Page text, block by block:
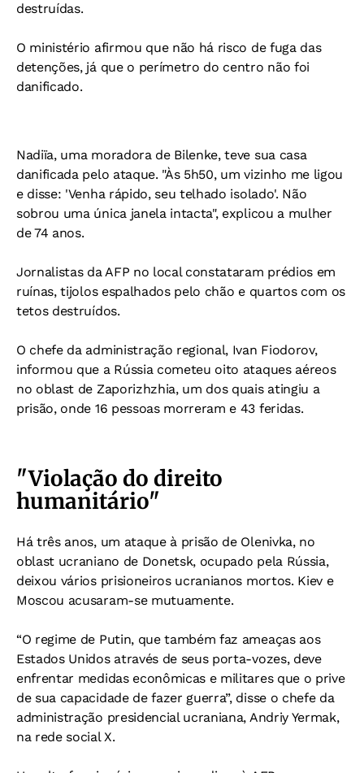
destruídas.
O ministério afirmou que não há risco de fuga das
detenções, já que o perímetro do centro não foi
danificado.
Nadiïa, uma moradora de Bilenke, teve sua casa
danificada pelo ataque. "Às 5h50, um vizinho me ligou
e disse: 'Venha rápido, seu telhado isolado'. Não
sobrou uma única janela intacta", explicou a mulher
de 74 anos.
Jornalistas da AFP no local constataram prédios em
ruínas, tijolos espalhados pelo chão e quartos com os
tetos destruídos.
O chefe da administração regional, Ivan Fiodorov,
informou que a Rússia cometeu oito ataques aéreos
no oblast de Zaporizhzhia, um dos quais atingiu a
prisão, onde 16 pessoas morreram e 43 feridas.
"Violação do direito
humanitário"
Há três anos, um ataque à prisão de Olenivka, no
oblast ucraniano de Donetsk, ocupado pela Rússia,
deixou vários prisioneiros ucranianos mortos. Kiev e
Moscou acusaram-se mutuamente.
“O regime de Putin, que também faz ameaças aos
Estados Unidos através de seus porta-vozes, deve
enfrentar medidas econômicas e militares que o prive
de sua capacidade de fazer guerra”, disse o chefe da
administração presidencial ucraniana, Andriy Yermak,
na rede social X.